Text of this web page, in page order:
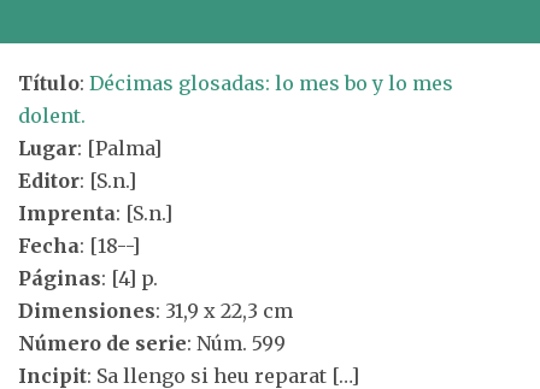
Título: Décimas glosadas: lo mes bo y lo mes
dolent.
Lugar: [Palma]
Editor: [S.n.]
Imprenta: [S.n.]
Fecha: [18--]
Páginas: [4] p.
Dimensiones: 31,9 x 22,3 cm
Número de serie: Núm. 599
Incipit: Sa llengo si heu reparat […]